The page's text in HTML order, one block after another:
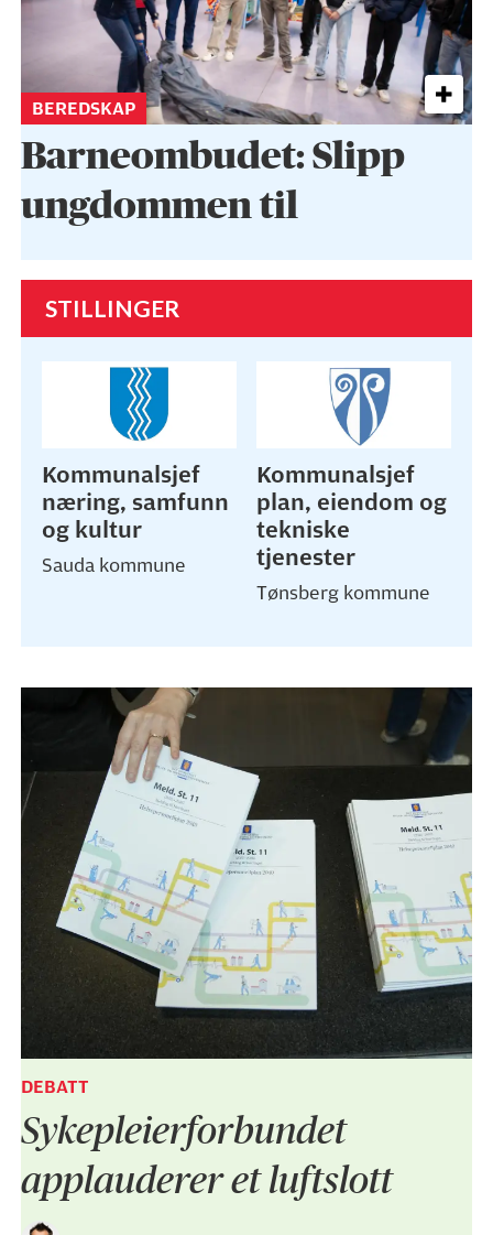
BEREDSKAP
Barneombudet: Slipp
ungdommen til
STILLINGER
Kommunalsjef
næring, samfunn
og kultur
Sauda kommune
Kommunalsjef
plan, eiendom og
tekniske
tjenester
Tønsberg kommune
DEBATT
Sykepleier­forbundet
applauderer et luftslott